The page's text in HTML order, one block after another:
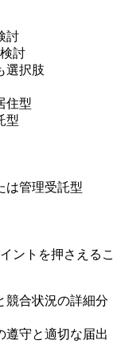
討
討
選択肢
住型
型
は管理受託型
ントを押さえるこ
競合状況の詳細分
遵守と適切な届出